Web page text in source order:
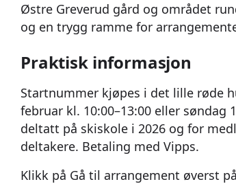
Østre Greverud gård og området
og en trygg ramme for
Praktisk informasjon
Startnummer kjøpes i det lille røde
februar kl. 10:00–13:00 eller søndag
deltatt på skiskole i 2026 og for
deltakere. Betaling med Vipps.
Klikk på Gå til arrangement øverst